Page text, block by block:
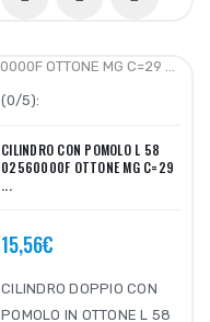
(0/5):
CILINDRO CON POMOLO L 58
02560000F OTTONE MG C=29
...
15,56€
CILINDRO DOPPIO CON
POMOLO IN OTTONE L 58